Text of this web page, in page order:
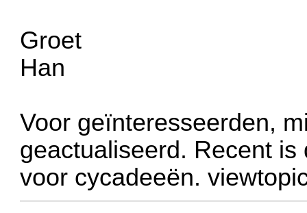
Groet
Han
Voor geïnteresseerden,
geactualiseerd. Recent
voor cycadeeën.